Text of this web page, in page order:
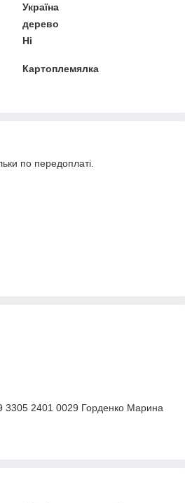
Україна
дерево
Ні
Картоплемялка
по передоплаті.
3305 2401 0029 Горденко Марина